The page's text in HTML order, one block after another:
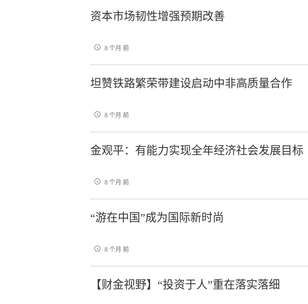
资本市场韧性增强预期改善
8 个月 前
坦赞铁路繁荣带建设启动中非高质量合作
8 个月 前
金观平：有能力实现全年经济社会发展目标
8 个月 前
“游在中国”成为国际新时尚
8 个月 前
【财金视野】“投资于人”重在落实落细